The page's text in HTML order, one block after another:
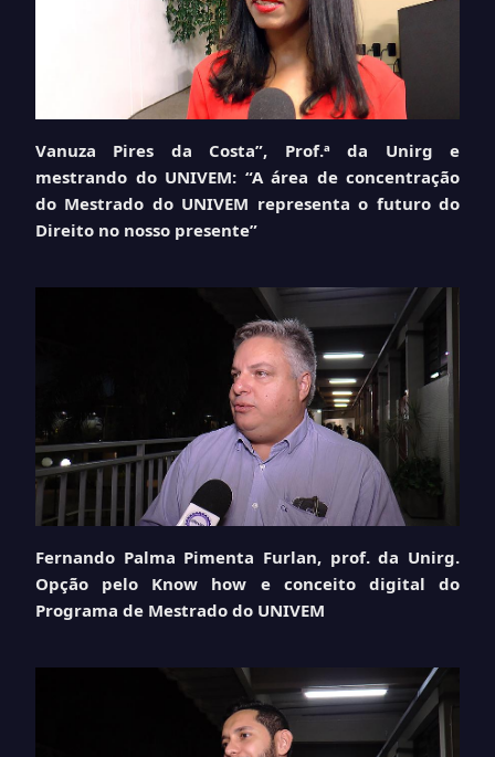
Vanuza Pires da Costa”, Prof.ª da Unirg e
mestrando do UNIVEM: “A área de concentração
do Mestrado do UNIVEM representa o futuro do
Direito no nosso presente”
Fernando Palma Pimenta Furlan, prof. da Unirg.
Opção pelo Know how e conceito digital do
Programa de Mestrado do UNIVEM